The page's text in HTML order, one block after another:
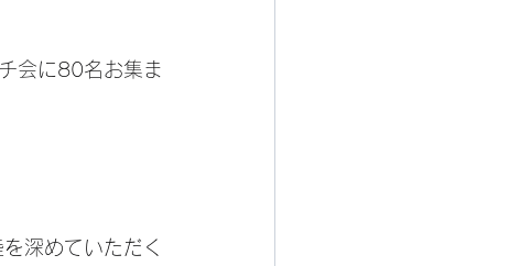
会に80名お集ま
深めていただく